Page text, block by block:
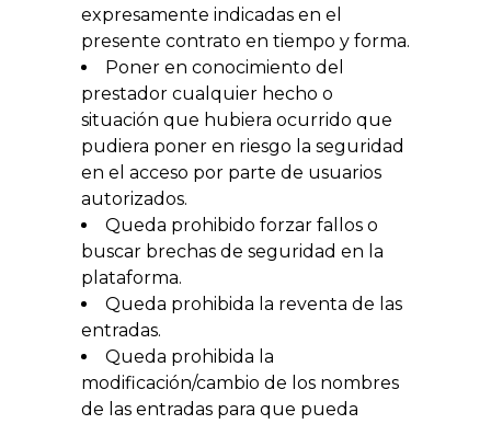
expresamente indicadas en el
presente contrato en tiempo y forma.
Poner en conocimiento del
prestador cualquier hecho o
situación que hubiera ocurrido que
pudiera poner en riesgo la seguridad
en el acceso por parte de usuarios
autorizados.
Queda prohibido forzar fallos o
buscar brechas de seguridad en la
plataforma.
Queda prohibida la reventa de las
entradas.
Queda prohibida la
modificación/cambio de los nombres
de las entradas para que pueda